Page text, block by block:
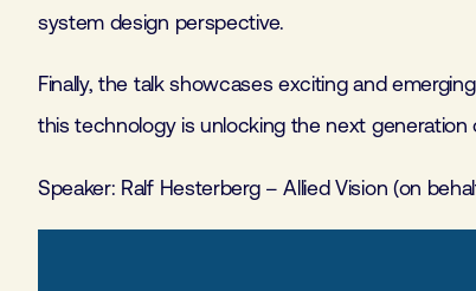
system design perspective.
Finally, the talk showcases exciting and
this technology is unlocking the next
Speaker: Ralf Hesterberg – Allied Vision (on